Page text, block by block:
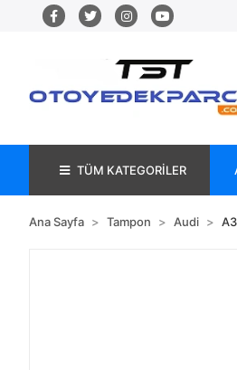
TÜM KATEGORİLER
Ana Sayfa Tampon Audi A3